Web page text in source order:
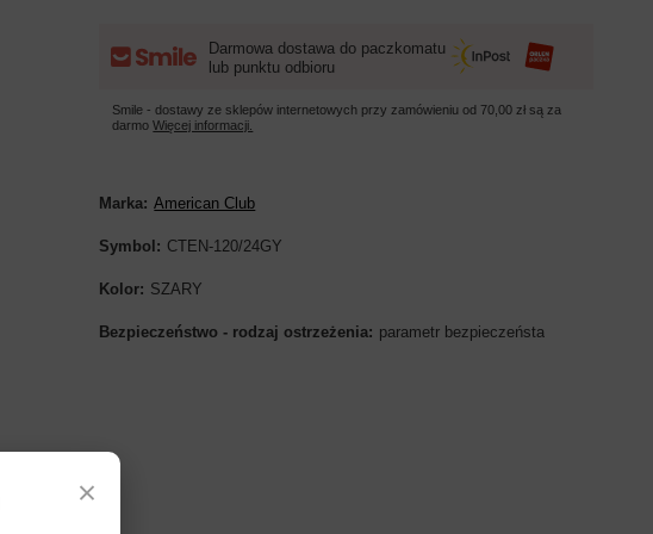
Darmowa dostawa do paczkomatu
lub punktu odbioru
Smile - dostawy ze sklepów internetowych przy zamówieniu od 70,00 zł są za
darmoWięcej informacji.
Marka American Club
Symbol CTEN-120/24GY
Kolor SZARY
Bezpieczeństwo - rodzaj ostrzeżenia parametr bezpieczeństa
×